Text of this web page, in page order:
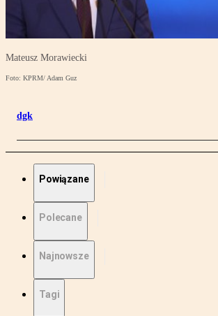
Mateusz Morawiecki
Foto: KPRM/ Adam Guz
dgk
Powiązane
Polecane
Najnowsze
Tagi